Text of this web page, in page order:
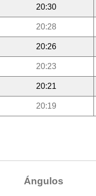
20:30
20:28
20:26
20:23
20:21
20:19
Ángulos